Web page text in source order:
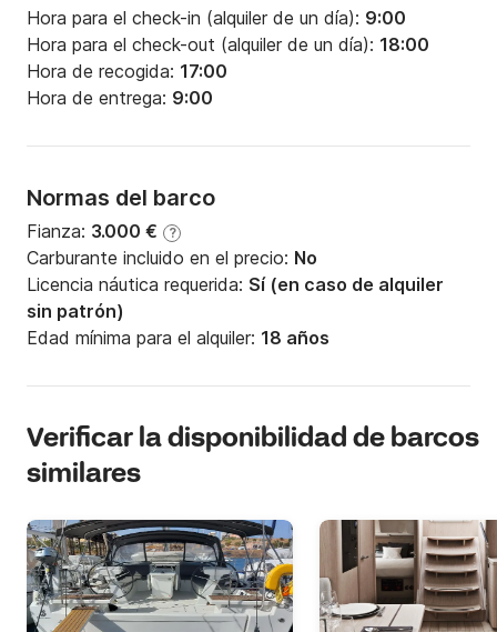
Hora para el check-in (alquiler de un día): 9:00
Hora para el check-out (alquiler de un día): 18:00
Hora de recogida: 17:00
Hora de entrega: 9:00
Normas del barco
Fianza: 3.000 € ?
Carburante incluido en el precio: No
Licencia náutica requerida: Sí (en caso de alquiler
sin patrón)
Edad mínima para el alquiler: 18 años
Verificar la disponibilidad de barcos
similares